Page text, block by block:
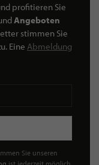
profitieren Sie
Angeboten
stimmen Sie
Eine Abmeldung
Sie unseren